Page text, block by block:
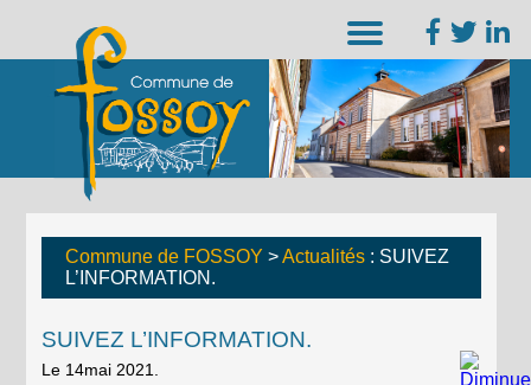
Commune de FOSSOY >Actualités: SUIVEZ
L’INFORMATION.
SUIVEZ L’INFORMATION.
Le 14mai 2021.